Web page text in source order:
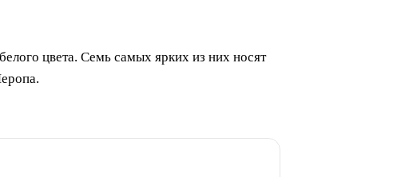
цвета. Семь самых ярких из них носят